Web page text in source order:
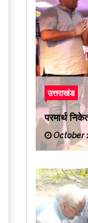
उत्तराखंड
परमार्थ
October